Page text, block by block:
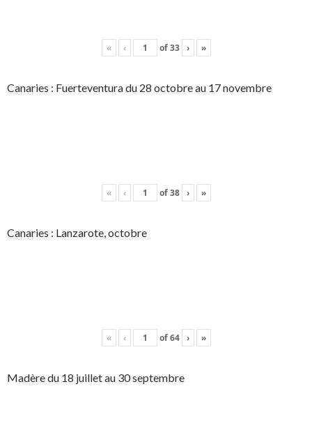
« ‹ of33 › »
Canaries : Fuerteventura du 28 octobre au 17 novembre
« ‹ of38 › »
Canaries : Lanzarote, octobre
« ‹ of64 › »
Madère du 18 juillet au 30 septembre